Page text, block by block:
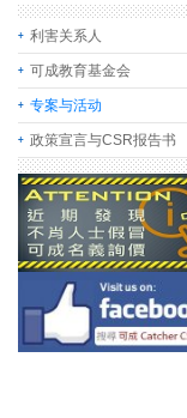
利害关系人
可成教育基金会
专案与活动
政策宣言与CSR报告书